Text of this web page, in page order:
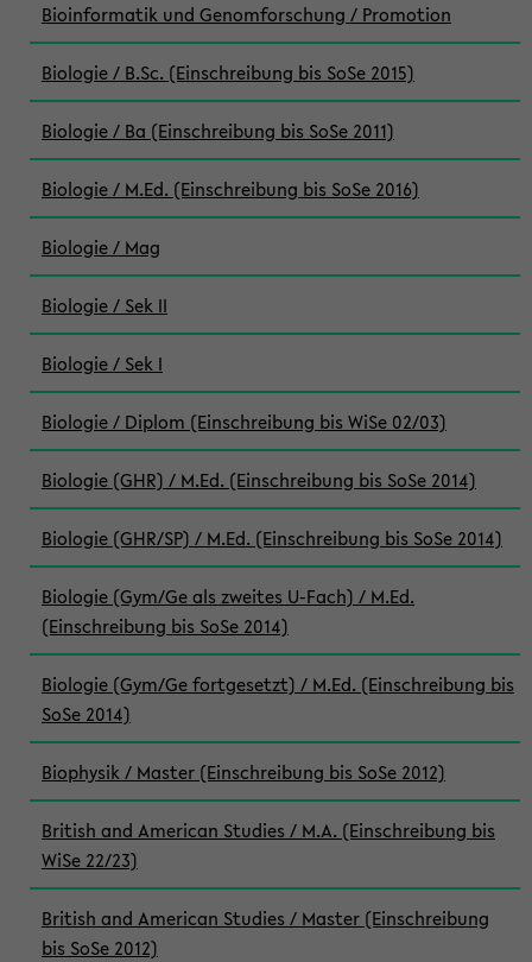
Bioinformatik und Genomforschung / Promotion
Biologie / B.Sc. (Einschreibung bis SoSe 2015)
Biologie / Ba (Einschreibung bis SoSe 2011)
Biologie / M.Ed. (Einschreibung bis SoSe 2016)
Biologie / Mag
Biologie / Sek II
Biologie / Sek I
Biologie / Diplom (Einschreibung bis WiSe 02/03)
Biologie (GHR) / M.Ed. (Einschreibung bis SoSe 2014)
Biologie (GHR/SP) / M.Ed. (Einschreibung bis SoSe 2014)
Biologie (Gym/Ge als zweites U-Fach) / M.Ed.
(Einschreibung bis SoSe 2014)
Biologie (Gym/Ge fortgesetzt) / M.Ed. (Einschreibung bis
SoSe 2014)
Biophysik / Master (Einschreibung bis SoSe 2012)
British and American Studies / M.A. (Einschreibung bis
WiSe 22/23)
British and American Studies / Master (Einschreibung
bis SoSe 2012)